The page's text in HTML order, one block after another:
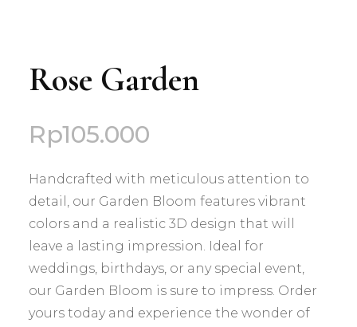
Rose Garden
Rp105.000
Handcrafted with meticulous attention to
detail, our Garden Bloom features vibrant
colors and a realistic 3D design that will
leave a lasting impression. Ideal for
weddings, birthdays, or any special event,
our Garden Bloom is sure to impress. Order
yours today and experience the wonder of